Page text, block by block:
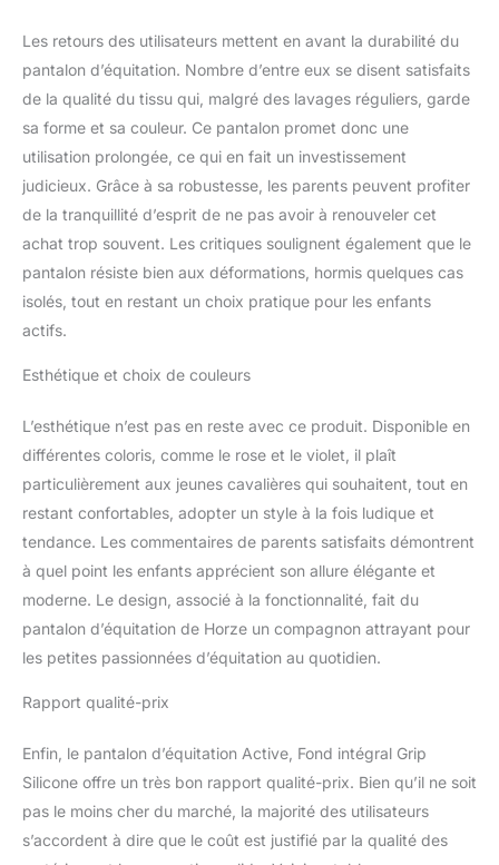
Les retours des utilisateurs mettent en avant la durabilité du
pantalon d’équitation. Nombre d’entre eux se disent satisfaits
de la qualité du tissu qui, malgré des lavages réguliers, garde
sa forme et sa couleur. Ce pantalon promet donc une
utilisation prolongée, ce qui en fait un investissement
judicieux. Grâce à sa robustesse, les parents peuvent profiter
de la tranquillité d’esprit de ne pas avoir à renouveler cet
achat trop souvent. Les critiques soulignent également que le
pantalon résiste bien aux déformations, hormis quelques cas
isolés, tout en restant un choix pratique pour les enfants
actifs.
Esthétique et choix de couleurs
L’esthétique n’est pas en reste avec ce produit. Disponible en
différentes coloris, comme le rose et le violet, il plaît
particulièrement aux jeunes cavalières qui souhaitent, tout en
restant confortables, adopter un style à la fois ludique et
tendance. Les commentaires de parents satisfaits démontrent
à quel point les enfants apprécient son allure élégante et
moderne. Le design, associé à la fonctionnalité, fait du
pantalon d’équitation de Horze un compagnon attrayant pour
les petites passionnées d’équitation au quotidien.
Rapport qualité-prix
Enfin, le pantalon d’équitation Active, Fond intégral Grip
Silicone offre un très bon rapport qualité-prix. Bien qu’il ne soit
pas le moins cher du marché, la majorité des utilisateurs
s’accordent à dire que le coût est justifié par la qualité des